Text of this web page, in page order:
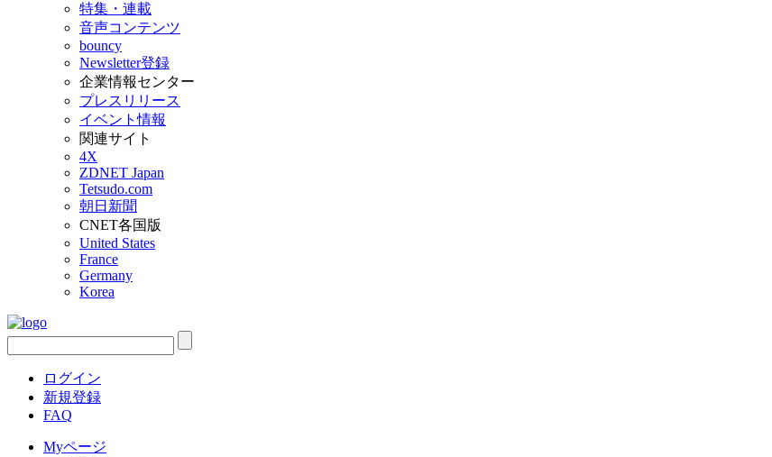
特集・連載
音声コンテンツ
bouncy
Newsletter登録
企業情報センター
プレスリリース
イベント情報
関連サイト
4X
ZDNET Japan
Tetsudo.com
朝日新聞
CNET各国版
United States
France
Germany
Korea
ログイン
新規登録
FAQ
Myページ